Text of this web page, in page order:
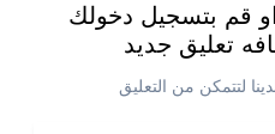
قم بتسجيل دخولك
تعليق جديد
لتتمكن من التعليق